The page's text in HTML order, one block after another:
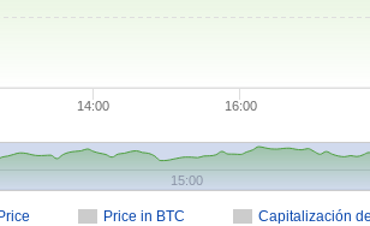
Price in BTC Capitalización
Price
14:00 16:00
15:00